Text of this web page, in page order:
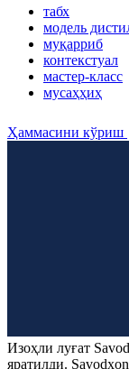
табх
модель
муқарриб
контекстуал
мастер-класс
мусаҳҳиҳ
Ҳаммасини кўриш
Изоҳли луғат
яратилди. Savodxon